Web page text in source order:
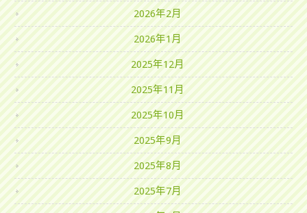
2026年2月
2026年1月
2025年12月
2025年11月
2025年10月
2025年9月
2025年8月
2025年7月